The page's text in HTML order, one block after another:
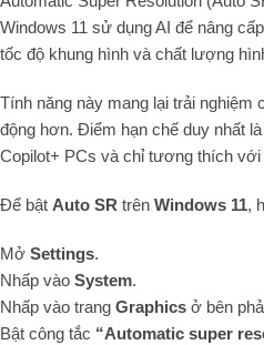
Windows 11 sử dụng AI để nâng
tốc độ khung hình và chất lượng
Tính năng này mang lại trải
động hơn. Điểm hạn chế duy nhất
Copilot+ PCs và chỉ tương thích
Để bật Auto SR trên Windows 11,
Mở Settings.
Nhấp vào System.
Nhấp vào trang Graphics ở bên
Bật công tắc “Automatic super